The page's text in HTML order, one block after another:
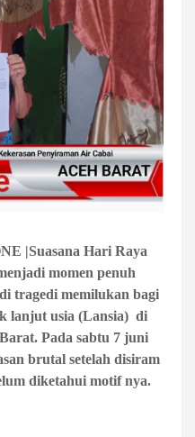
|Suasana Hari Raya
momen penuh
tragedi memilukan bagi
lanjut usia (Lansia) di
Pada sabtu 7 juni
brutal setelah disiram
diketahui motif nya.